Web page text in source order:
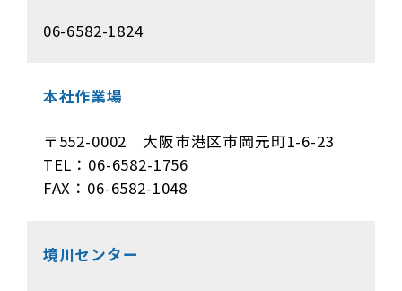
06-6582-1824
本社作業場
〒552-0002 大阪市港区市岡元町1-6-23
TEL：06-6582-1756
FAX：06-6582-1048
境川センター